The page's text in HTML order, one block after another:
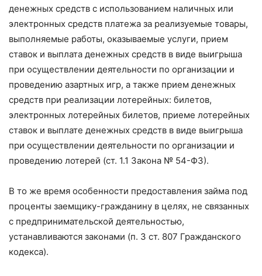
денежных средств с использованием наличных или
электронных средств платежа за реализуемые товары,
выполняемые работы, оказываемые услуги, прием
ставок и выплата денежных средств в виде выигрыша
при осуществлении деятельности по организации и
проведению азартных игр, а также прием денежных
средств при реализации лотерейных: билетов,
электронных лотерейных билетов, приеме лотерейных
ставок и выплате денежных средств в виде выигрыша
при осуществлении деятельности по организации и
проведению лотерей (ст. 1.1 Закона № 54-ФЗ).
В то же время особенности предоставления займа под
проценты заемщику-гражданину в целях, не связанных
с предпринимательской деятельностью,
устанавливаются законами (п. 3 ст. 807 Гражданского
кодекса).